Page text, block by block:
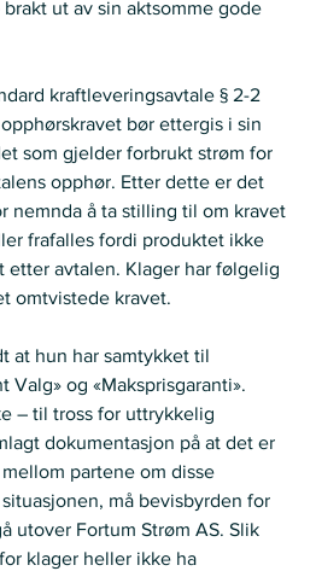
ut av sin aktsomme gode
kraftleveringsavtale § 2-2
bør ettergis i sin
som gjelder forbrukt strøm for
opphør. Etter dette er det
nemnda å ta stilling til om kravet
frafalles fordi produktet ikke
etter avtalen. Klager har følgelig
omtvistede kravet.
at hun har samtykket til
Valg» og «Maksprisgaranti».
– til tross for uttrykkelig
dokumentasjon på at det er
partene om disse
må bevisbyrden for
utover Fortum Strøm AS. Slik
klager heller ikke ha